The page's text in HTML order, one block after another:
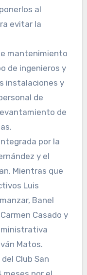
al
evitar la
mantenimiento
de ingenieros y
instalaciones y
de
de
por la
y el
Mientras que
Luis
Banel
Casado y
Matos.
Club San